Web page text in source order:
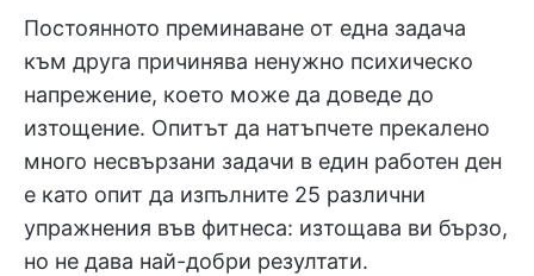
Постоянното преминаване от една задача
към друга причинява ненужно психическо
напрежение, което може да доведе до
изтощение. Опитът да натъпчете прекалено
много несвързани задачи в един работен ден
е като опит да изпълните 25 различни
упражнения във фитнеса: изтощава ви бързо,
но не дава най-добри резултати.